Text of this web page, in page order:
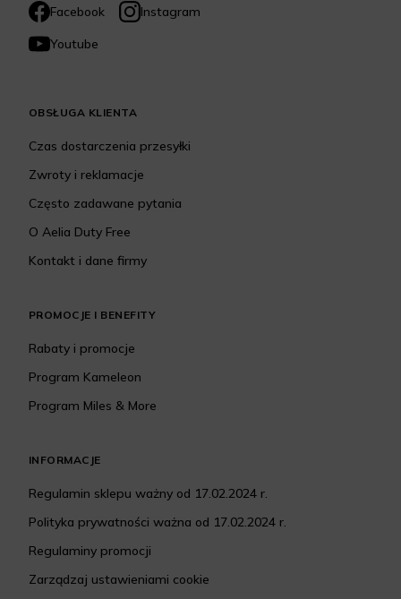
Facebook
Instagram
Youtube
OBSŁUGA KLIENTA
Czas dostarczenia przesyłki
Zwroty i reklamacje
Często zadawane pytania
O Aelia Duty Free
Kontakt i dane firmy
PROMOCJE I BENEFITY
Rabaty i promocje
Program Kameleon
Program Miles & More
INFORMACJE
Regulamin sklepu ważny od 17.02.2024 r.
Polityka prywatności ważna od 17.02.2024 r.
Regulaminy promocji
Zarządzaj ustawieniami cookie